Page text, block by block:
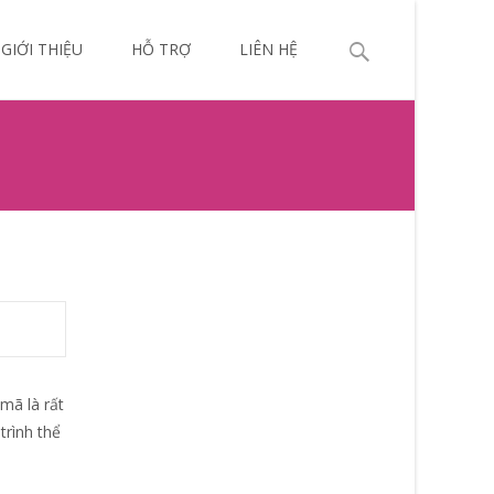
GIỚI THIỆU HỖ TRỢ LIÊN HỆ
Search
là rất
thể